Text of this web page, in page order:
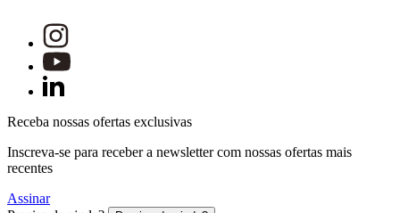
Receba nossas ofertas exclusivas
Inscreva-se para receber a newsletter com nossas ofertas mais
recentes
Assinar